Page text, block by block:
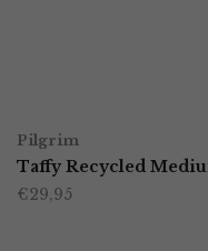
op
de
productpagina
Pilgrim
Taffy Recycled
€29,95